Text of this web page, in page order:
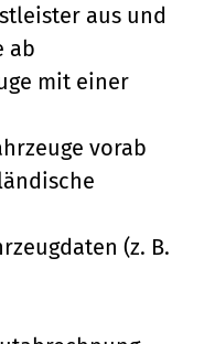
aus und
ab
mit einer
vorab
(z. B.